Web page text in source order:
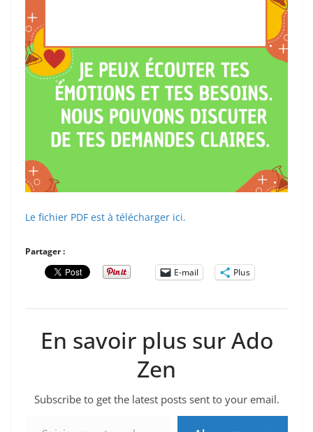
Le fichier PDF est à télécharger ici.
Partager :
E-mail
Plus
En savoir plus sur Ado
Zen
Subscribe to get the latest posts sent to your email.